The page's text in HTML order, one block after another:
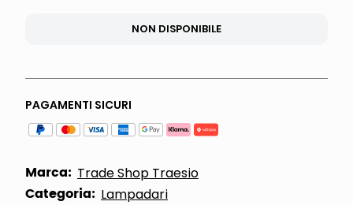
NON DISPONIBILE
PAGAMENTI SICURI
Marca: Trade Shop Traesio
Categoria: Lampadari